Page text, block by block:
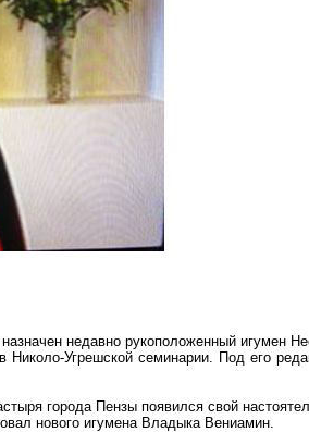
недавно рукоположенный игумен
Николо-Угрешской семинарии. Под его
города Пензы появился свой
нового игумена Владыка Вениамин.